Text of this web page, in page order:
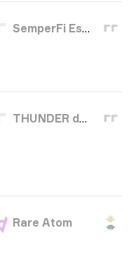
SemperFi Esports
THUNDER dOWNUNDER
Rare Atom